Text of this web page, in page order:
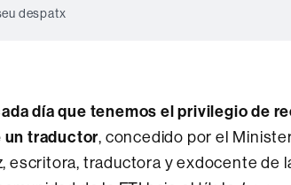
despatx
día que tenemos el privilegio de
un traductor, concedido por el
escritora, traductora y exdocente de